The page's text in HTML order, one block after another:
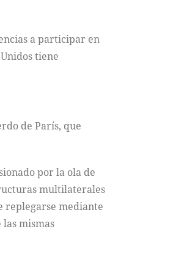
a participar en
tiene
de París, que
por la ola de
multilaterales
replegarse mediante
las mismas